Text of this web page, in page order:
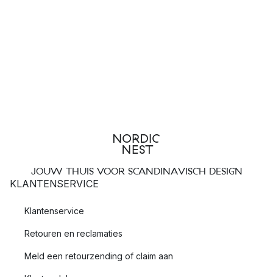
JOUW THUIS VOOR SCANDINAVISCH DESIGN
KLANTENSERVICE
Klantenservice
Retouren en reclamaties
Meld een retourzending of claim aan